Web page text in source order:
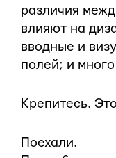
различия
влияют на
вводные и
полей; и много
Крепитесь.
Поехали.